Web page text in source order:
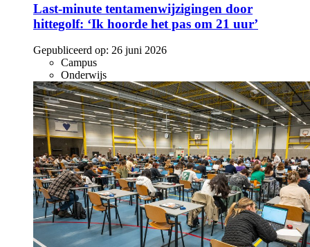
Last-minute tentamenwijzigingen door
hittegolf: ‘Ik hoorde het pas om 21 uur’
Gepubliceerd op: 26 juni 2026
Campus
Onderwijs